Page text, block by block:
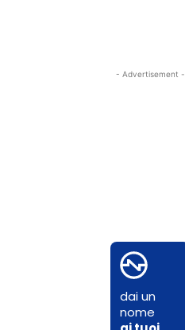
- Advertisement -